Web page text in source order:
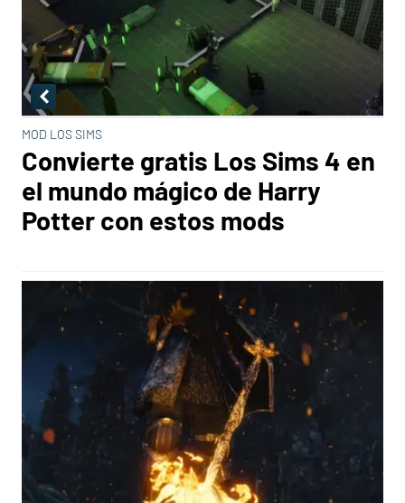
MOD LOS SIMS
Convierte gratis Los Sims 4 en
el mundo mágico de Harry
Potter con estos mods